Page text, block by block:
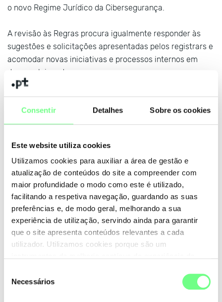
Consentir Detalhes Sobre os cookies
Este website utiliza cookies
Utilizamos cookies para auxiliar a área de gestão e
atualização de conteúdos do site a compreender com
maior profundidade o modo como este é utilizado,
facilitando a respetiva navegação, guardando as suas
preferências e, de modo geral, melhorando a sua
experiência de utilização, servindo ainda para garantir
que o site apresenta conteúdos relevantes a cada
utilizador. Utilizamos cookies porque são um
Necessários
o novo Regime Jurídico da Cibersegurança.
A revisão às Regras procura igualmente responder às
sugestões e solicitações apresentadas pelos registrars e
acomodar novas iniciativas e processos internos em
desenvolvimento.
Pretendemos, igualmente, tornar as Regras um
instrumento mais claro, compreensível e ágil, facilitando
a sua aplicação pelos diversos intervenientes do
confiança no domínio de topo de Portugal.
No cumprimento de uma estratégia de cooperação,
transparência e inclusão, que sempre tem pautado a
gestão e operação do .pt, a proposta de revisão das
Regras de Registo de .pt foi hoje publicada e estará
disponível para a receção de sugestões, comentários e
contribuições até
28 de abril.